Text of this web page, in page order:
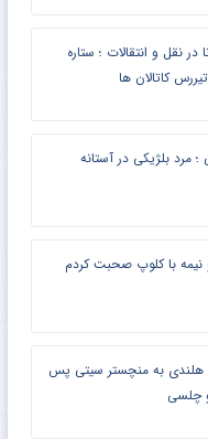
نقل و انتقالات ؛ ستاره
کاتالان ها
بلژیکی در آستانه
نیمه با کلوپ صحبت کردم
هلندی به منچستر سیتی پس
چلسی